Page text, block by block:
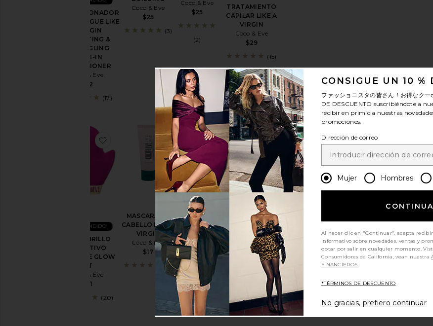
ACONDICIONADOR
SIN ENJUAGUE LIKE
A VIRGIN
HYDRATING &
DETANGLING
LEAVE-IN
CONDITIONER
Coco & Eve
$22
(17)
Coco & Eve
$25
(3)
Coco & Eve
$25
(2)
TRATAMIENTO
CAPILAR LIKE A
VIRGIN
Coco & Eve
$29
(15)
KIT DE BRILLO
DEFINITIVO
ULTIMATE GLOW
KIT
Coco & Eve
$41
MÁS VENDIDO
favoritoKIT DE BRILLO DEFINITIVO ULTIMATE GLOW KIT
(20)
MASCARA DE
CABELLO LIKE A
VIRGIN
Coco & Eve
$17
favoritoMASCARA DE CABELLO LIKE A VIRGIN
(8)
MASCARA DE
CABELLO
SWEET
REPAIR
Coco & Eve
$15
favoritoMASCARA DE CABELLO SWEET REPAIR
(3)
CEPILLO DE PELO
HAIR SHAMPOO
Coco & Eve
MÁS VENDIDO
favoritoCEPILLO DE PELO HAIR SHAMPOO
(15)
CONSIGUE UN 10 %
ファッショニスタの皆さん！お得なク
DE DESCUENTO suscribiéndote a
recibir en primicia nuestras
promociones.
Dirección de correo
Mujer Hombres
Al hacer clic en "Continuar", acepta
informativo sobre novedades, ventas y
optar por salir en cualquier momento.
Consumidores de California, vean nuestra
FINANCIEROS.
*TÉRMINOS DE DESCUENTO
No gracias, prefiero continuar